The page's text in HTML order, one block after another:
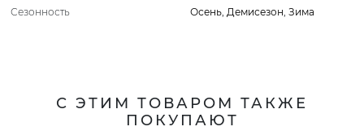
Сезонность
Осень, Демисезон, Зима
С ЭТИМ ТОВАРОМ ТАКЖЕ
ПОКУПАЮТ